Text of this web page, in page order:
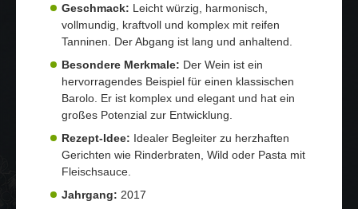
Geschmack: Leicht würzig, harmonisch,
vollmundig, kraftvoll und komplex mit reifen
Tanninen. Der Abgang ist lang und anhaltend.
Besondere Merkmale: Der Wein ist ein
hervorragendes Beispiel für einen klassischen
Barolo. Er ist komplex und elegant und hat ein
großes Potenzial zur Entwicklung.
Rezept-Idee: Idealer Begleiter zu herzhaften
Gerichten wie Rinderbraten, Wild oder Pasta mit
Fleischsauce.
Jahrgang: 2017